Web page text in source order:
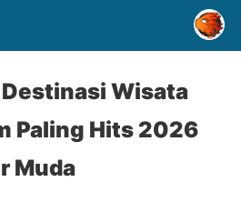
Wisata
Paling Hits 2026
Muda